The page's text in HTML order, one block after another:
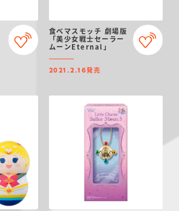
食べマスモッチ 劇場版
「美少女戦士セーラー
ムーンEternal」
2021.2.16発売